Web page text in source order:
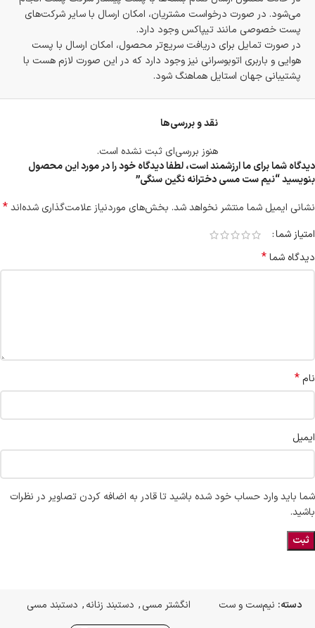
می‌شود. در صورت درخواست مشتریان، امکان ارسال با سایر شرکت‌های
پست خصوصی مانند تیپاکس وجود دارد.
در صورت تمایل برای دریافت سریع‌تر محصول، امکان ارسال با پست
هوایی و باربری اتوبوسرانی نیز وجود دارد که در این صورت لازم هست با
پشتیبانی جهان استایل هماهنگ شود.
نقد و بررسی‌ها
هنوز بررسی‌ای ثبت نشده است.
دیدگاه شما برای ما ارزشمند است، لطفا دیدگاه خود را در مورد این محصول
بنویسید “نیم ست مسی دخترانه نگین سنگی”
نشانی ایمیل شما منتشر نخواهد شد. بخش‌های موردنیاز علامت‌گذاری شده‌اند*
امتیاز شما
دیدگاه شما*
نام*
ایمیل
شما باید وارد حساب خود شده باشید تا قادر به اضافه کردن تصاویر در نظرات
باشید.
دسته: نیم‌ست و ست انگشتر مسی, دستبند زنانه, دستبند مسی